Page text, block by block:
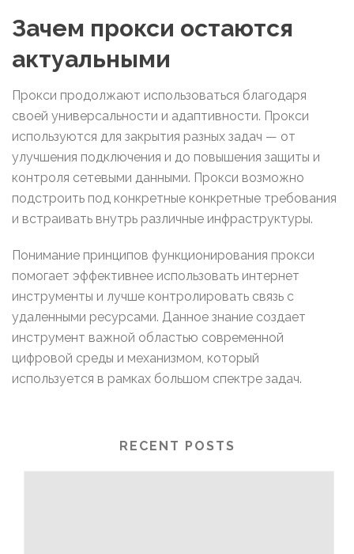
Зачем прокси остаются
актуальными
Прокси продолжают использоваться благодаря
своей универсальности и адаптивности. Прокси
используются для закрытия разных задач — от
улучшения подключения и до повышения защиты и
контроля сетевыми данными. Прокси возможно
подстроить под конкретные конкретные требования
и встраивать внутрь различные инфраструктуры.
Понимание принципов функционирования прокси
помогает эффективнее использовать интернет
инструменты и лучше контролировать связь с
удаленными ресурсами. Данное знание создает
инструмент важной областью современной
цифровой среды и механизмом, который
используется в рамках большом спектре задач.
RECENT POSTS